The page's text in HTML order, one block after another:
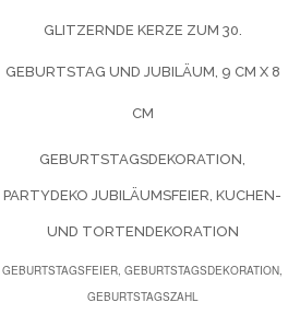
GLITZERNDE KERZE ZUM 30.
GEBURTSTAG UND JUBILÄUM, 9 CM X 8
CM
GEBURTSTAGSDEKORATION,
PARTYDEKO JUBILÄUMSFEIER, KUCHEN-
UND TORTENDEKORATION
GEBURTSTAGSFEIER, GEBURTSTAGSDEKORATION,
GEBURTSTAGSZAHL